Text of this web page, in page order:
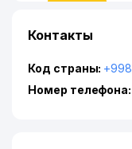
Контакты
Код страны: +998
Номер телефона: